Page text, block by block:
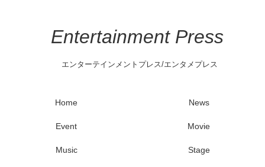
Entertainment Press
エンターテインメントプレス/エンタメプレス
Home News
Event Movie
Music Stage